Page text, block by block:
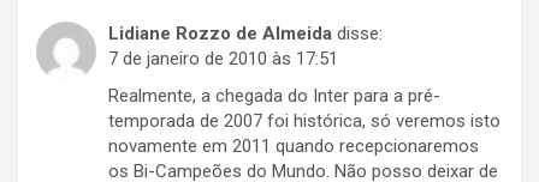
Lidiane Rozzo de Almeida disse:
7 de janeiro de 2010 às 17:51
Realmente, a chegada do Inter para a pré-
temporada de 2007 foi histórica, só veremos isto
novamente em 2011 quando recepcionaremos
os Bi-Campeões do Mundo. Não posso deixar de